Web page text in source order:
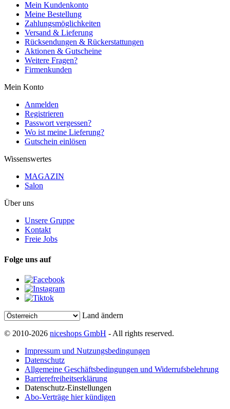
Mein Kundenkonto
Meine Bestellung
Zahlungsmöglichkeiten
Versand & Lieferung
Rücksendungen & Rückerstattungen
Aktionen & Gutscheine
Weitere Fragen?
Firmenkunden
Mein Konto
Anmelden
Registrieren
Passwort vergessen?
Wo ist meine Lieferung?
Gutschein einlösen
Wissenswertes
MAGAZIN
Salon
Über uns
Unsere Gruppe
Kontakt
Freie Jobs
Folge uns auf
Land ändern
© 2010-2026 niceshops GmbH - All rights reserved.
Impressum und Nutzungsbedingungen
Datenschutz
Allgemeine Geschäftsbedingungen und Widerrufsbelehrung
Barrierefreiheitserklärung
Datenschutz-Einstellungen
Abo-Verträge hier kündigen